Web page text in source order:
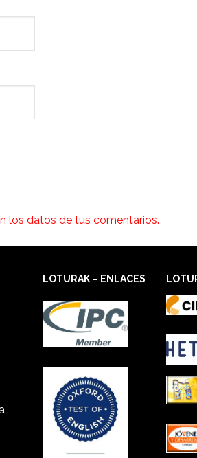
los datos de tus comentarios.
LOTURAK – ENLACES